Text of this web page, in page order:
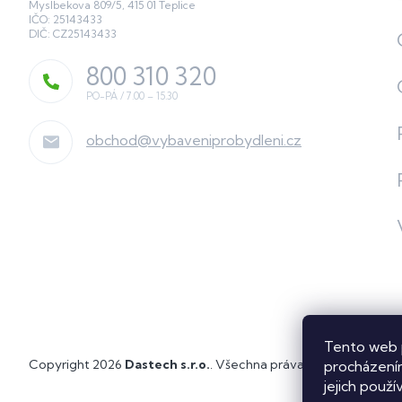
Tento web
jejich
Myslbekova 809/5, 415 01 Teplice
IČO: 25143433
DIČ: CZ25143433
obchod@vybaveniprobydleni.cz
800 310 320
Copyright 2026 Dastech s.r.o. . Všechna práva vyhrazena.